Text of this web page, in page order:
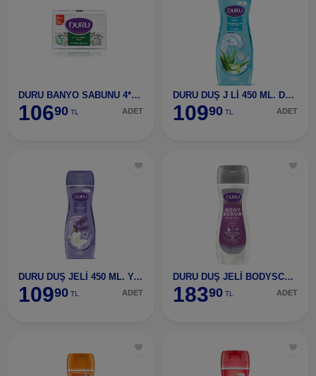
DURU BANYO SABUNU 4*150 GR.KLASIK *
10690 TL ADET
DURU DUŞ J Lİ 450 ML. DENİZ MINARELLER
10990 TL ADET
DURU DUŞ JELİ 450 ML. YASEMİN- LAVANTA
10990 TL ADET
DURU DUŞ JELİ BODYSCRUB CRYSTAL 450 ML
18390 TL ADET